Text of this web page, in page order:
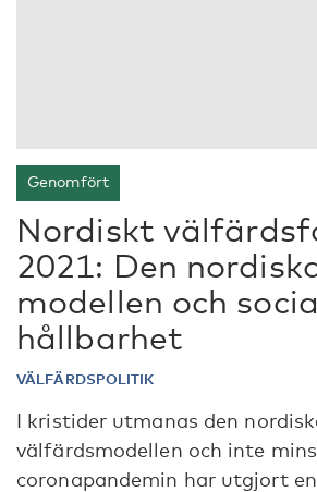
Genomfört
Nordiskt
2021: Den
modellen och
hållbarhet
VÄLFÄRDSPOLITIK
I kristider utmanas den
välfärdsmodellen och inte
coronapandemin har utgjort